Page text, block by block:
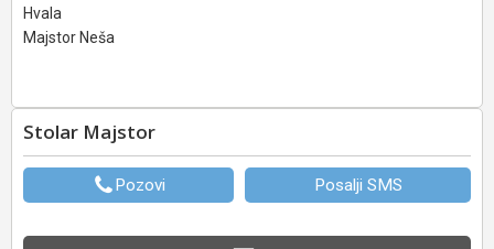
Hvala
Majstor Neša
Stolar Majstor
Pozovi Posalji SMS